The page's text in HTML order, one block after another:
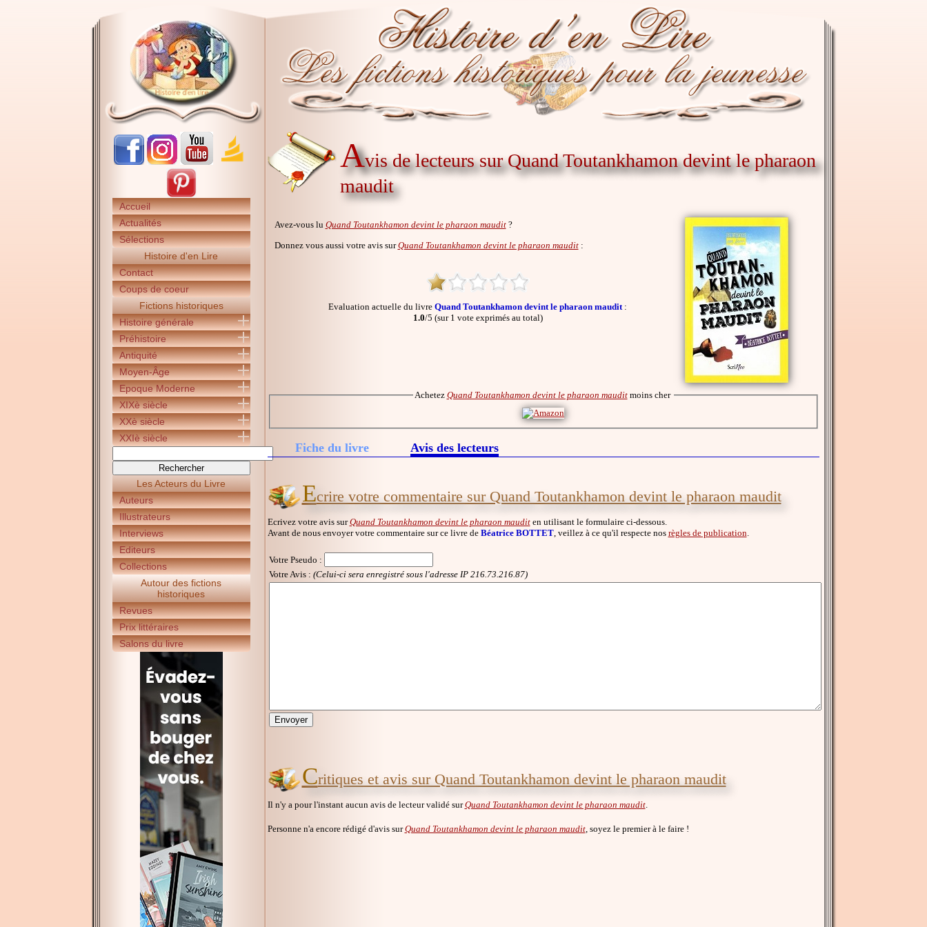
Accueil
Actualités
Sélections
Histoire d'en Lire
Contact
Coups de coeur
Fictions historiques
Histoire générale
Préhistoire
Antiquité
Moyen-Âge
Epoque Moderne
XIXè siècle
XXè siècle
XXIè siècle
Les Acteurs du Livre
Auteurs
Illustrateurs
Interviews
Editeurs
Collections
Autour des fictions
historiques
Revues
Prix littéraires
Salons du livre
Avis de lecteurs sur Quand Toutankhamon devint le pharaon
maudit
Avez-vous lu Quand Toutankhamon devint le pharaon maudit?
Donnez vous aussi votre avis surQuand Toutankhamon devint le pharaon maudit:
Evaluation actuelle du livre Quand Toutankhamon devint le pharaon maudit :
1.0/5 (sur 1 vote exprimés au total)
Achetez Quand Toutankhamon devint le pharaon mauditmoins cher
Fiche du livre Avis des lecteurs
Ecrire votre commentaire sur Quand Toutankhamon devint le pharaon maudit
Ecrivez votre avis surQuand Toutankhamon devint le pharaon mauditen utilisant le formulaire ci-dessous.
Avant de nous envoyer votre commentaire sur ce livre de Béatrice BOTTET, veillez à ce qu'il respecte nos règles de publication
Votre Pseudo :
Votre Avis : (Celui-ci sera enregistré sous l'adresse IP 216.73.216.87)
Critiques et avis sur Quand Toutankhamon devint le pharaon maudit
Il n'y a pour l'instant aucun avis de lecteur validé surQuand Toutankhamon devint le pharaon maudit.
Personne n'a encore rédigé d'avis surQuand Toutankhamon devint le pharaon maudit, soyez le premier à le faire !